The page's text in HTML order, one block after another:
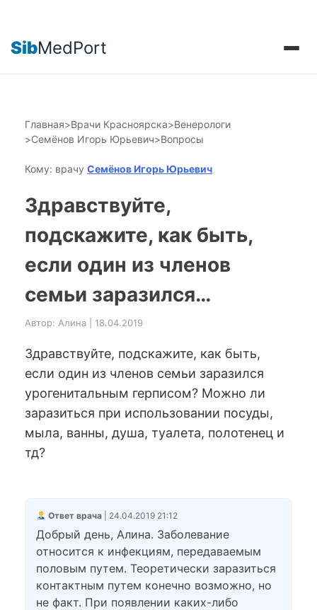
SibMedPort
Главная>Врачи Красноярска>Венерологи
>Семёнов Игорь Юрьевич>Вопросы
Кому: врачу Семёнов Игорь Юрьевич
Здравствуйте,
подскажите, как быть,
если один из членов
семьи заразился…
Автор: Алина | 18.04.2019
Здравствуйте, подскажите, как быть,
если один из членов семьи заразился
урогенитальным герписом? Можно ли
заразиться при использовании посуды,
мыла, ванны, душа, туалета, полотенец и
тд?
Ответ врача| 24.04.2019 21:12
Добрый день, Алина. Заболевание
относится к инфекциям, передаваемым
половым путем. Теоретически заразиться
контактным путем конечно возможно, но
не факт. При появлении каких-либо